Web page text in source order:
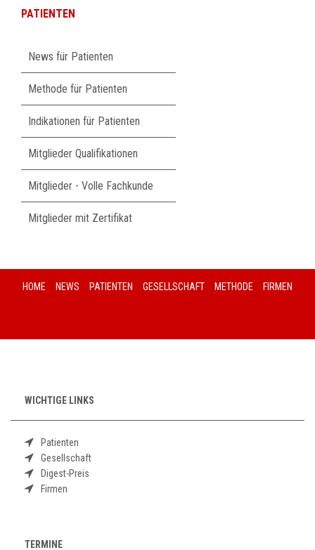
PATIENTEN
überspringen
News für Patienten
Methode für Patienten
Indikationen für Patienten
Mitglieder Qualifikationen
Mitglieder - Volle Fachkunde
Mitglieder mit Zertifikat
HOME NEWS PATIENTEN GESELLSCHAFT METHODE FIRMEN
WICHTIGE LINKS
Patienten
Gesellschaft
Digest-Preis
Firmen
TERMINE